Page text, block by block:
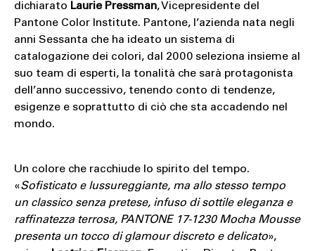
dichiarato Laurie Pressman, Vicepresidente del
Pantone Color Institute. Pantone, l’azienda nata negli
anni Sessanta che ha ideato un sistema di
catalogazione dei colori, dal 2000 seleziona insieme al
suo team di esperti, la tonalità che sarà protagonista
dell’anno successivo, tenendo conto di tendenze,
esigenze e soprattutto di ciò che sta accadendo nel
mondo.
Un colore che racchiude lo spirito del tempo.
«Sofisticato e lussureggiante, ma allo stesso tempo
un classico senza pretese, infuso di sottile eleganza e
raffinatezza terrosa, PANTONE 17-1230 Mocha Mousse
presenta un tocco di glamour discreto e delicato»,